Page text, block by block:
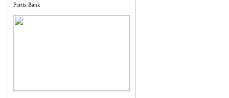
Patria Bank